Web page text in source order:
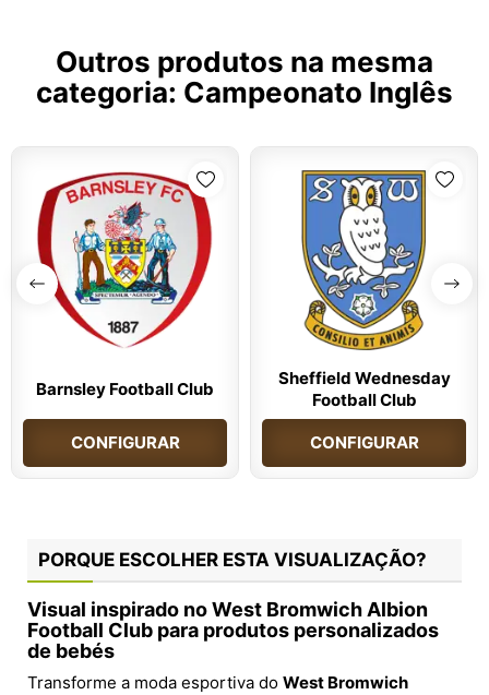
Outros produtos na mesma
categoria: Campeonato Inglês
Barnsley Football Club
CONFIGURAR
Sheffield Wednesday
Football Club
CONFIGURAR
PORQUE ESCOLHER ESTA VISUALIZAÇÃO?
Visual inspirado no West Bromwich Albion
Football Club para produtos personalizados
de bebés
Transforme a moda esportiva do West Bromwich